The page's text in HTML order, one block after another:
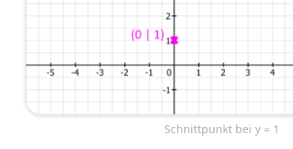
Schnittpunkt bei y = 1